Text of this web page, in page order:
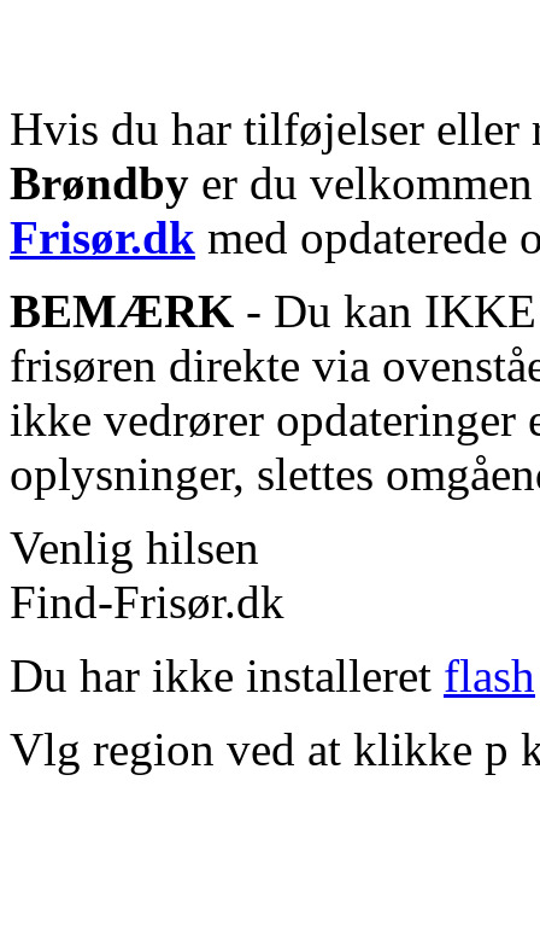
Hvis du har tilføjelser eller
Brøndby er du
Frisør.dk med opdaterede
BEMÆRK - Du kan IKKE
frisøren direkte via
ikke vedrører opdateringer
oplysninger, slettes
Venlig hilsen
Find-Frisør.dk
Du har ikke installeret flash
Vlg region ved at klikke p